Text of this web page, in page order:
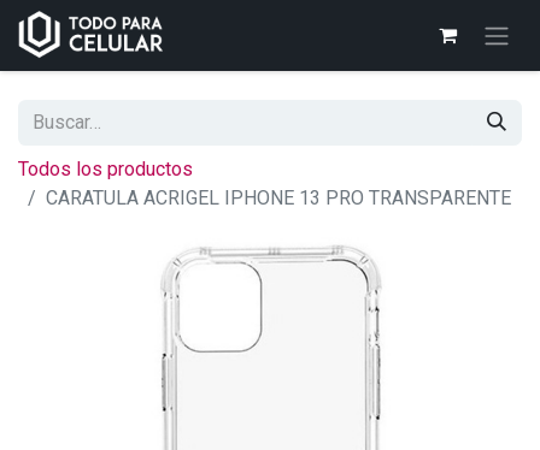
Todos los productos
CARATULA ACRIGEL IPHONE 13 PRO TRANSPARENTE